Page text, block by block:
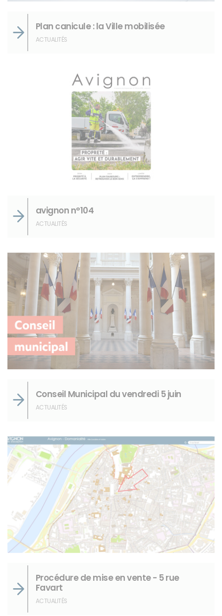
Plan canicule : la Ville mobilisée
ACTUALITÉS
avignon n°104
ACTUALITÉS
Conseil Municipal du vendredi 5 juin
ACTUALITÉS
Procédure de mise en vente - 5 rue
Favart
ACTUALITÉS